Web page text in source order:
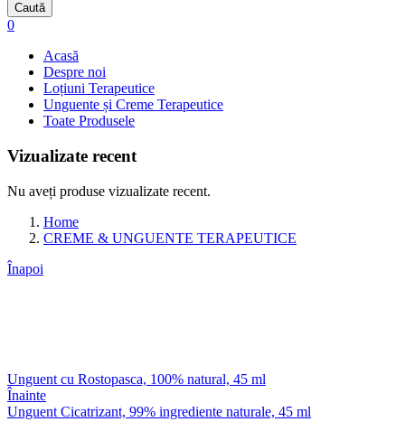
Caută
0
Acasă
Despre noi
Loțiuni Terapeutice
Unguente și Creme Terapeutice
Toate Produsele
Vizualizate recent
Nu aveți produse vizualizate recent.
Home
CREME & UNGUENTE TERAPEUTICE
Înapoi
Unguent cu Rostopasca, 100% natural, 45 ml
Înainte
Unguent Cicatrizant, 99% ingrediente naturale, 45 ml